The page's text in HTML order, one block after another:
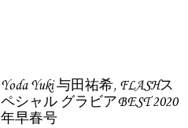
Yoda Yuki 与田祐希, FLASHス
ペシャル グラビアBEST 2020
年早春号